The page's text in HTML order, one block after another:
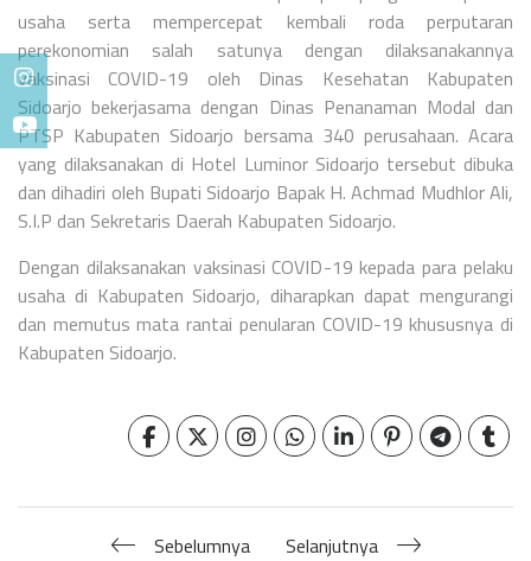
usaha serta mempercepat kembali roda perputaran
perekonomian salah satunya dengan dilaksanakannya
vaksinasi COVID-19 oleh Dinas Kesehatan Kabupaten
Sidoarjo bekerjasama dengan Dinas Penanaman Modal dan
PTSP Kabupaten Sidoarjo bersama 340 perusahaan. Acara
yang dilaksanakan di Hotel Luminor Sidoarjo tersebut dibuka
dan dihadiri oleh Bupati Sidoarjo Bapak H. Achmad Mudhlor Ali,
S.I.P dan Sekretaris Daerah Kabupaten Sidoarjo.
Dengan dilaksanakan vaksinasi COVID-19 kepada para pelaku
usaha di Kabupaten Sidoarjo, diharapkan dapat mengurangi
dan memutus mata rantai penularan COVID-19 khususnya di
Kabupaten Sidoarjo.
Sebelumnya Selanjutnya